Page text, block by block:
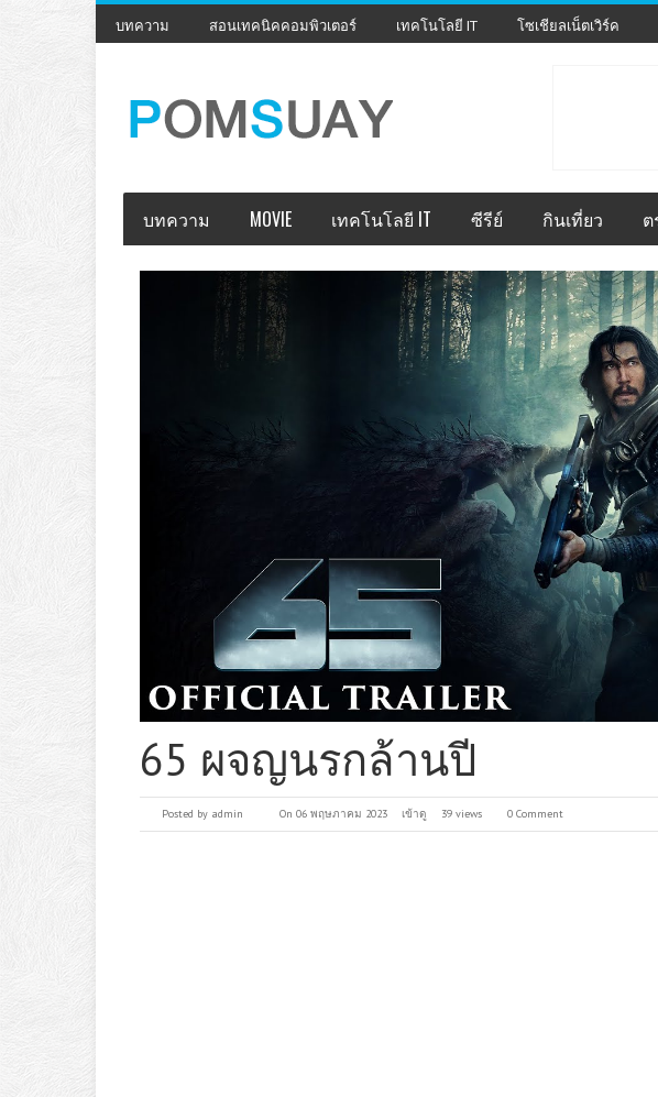
บทความ สอนเทคนิคคอมพิวเตอร์ เทคโนโลยี IT โซเชียลเน็ตเวิร์ค
บทความ MOVIE เทคโนโลยี IT ซีรีย์ กินเที่ยว
65 ผจญนรกล้านปี
Posted by admin On 06 พฤษภาคม 2023 เข้าดู 39 views 0 Comment